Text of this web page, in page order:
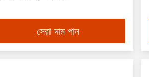
সেরা দাম পান